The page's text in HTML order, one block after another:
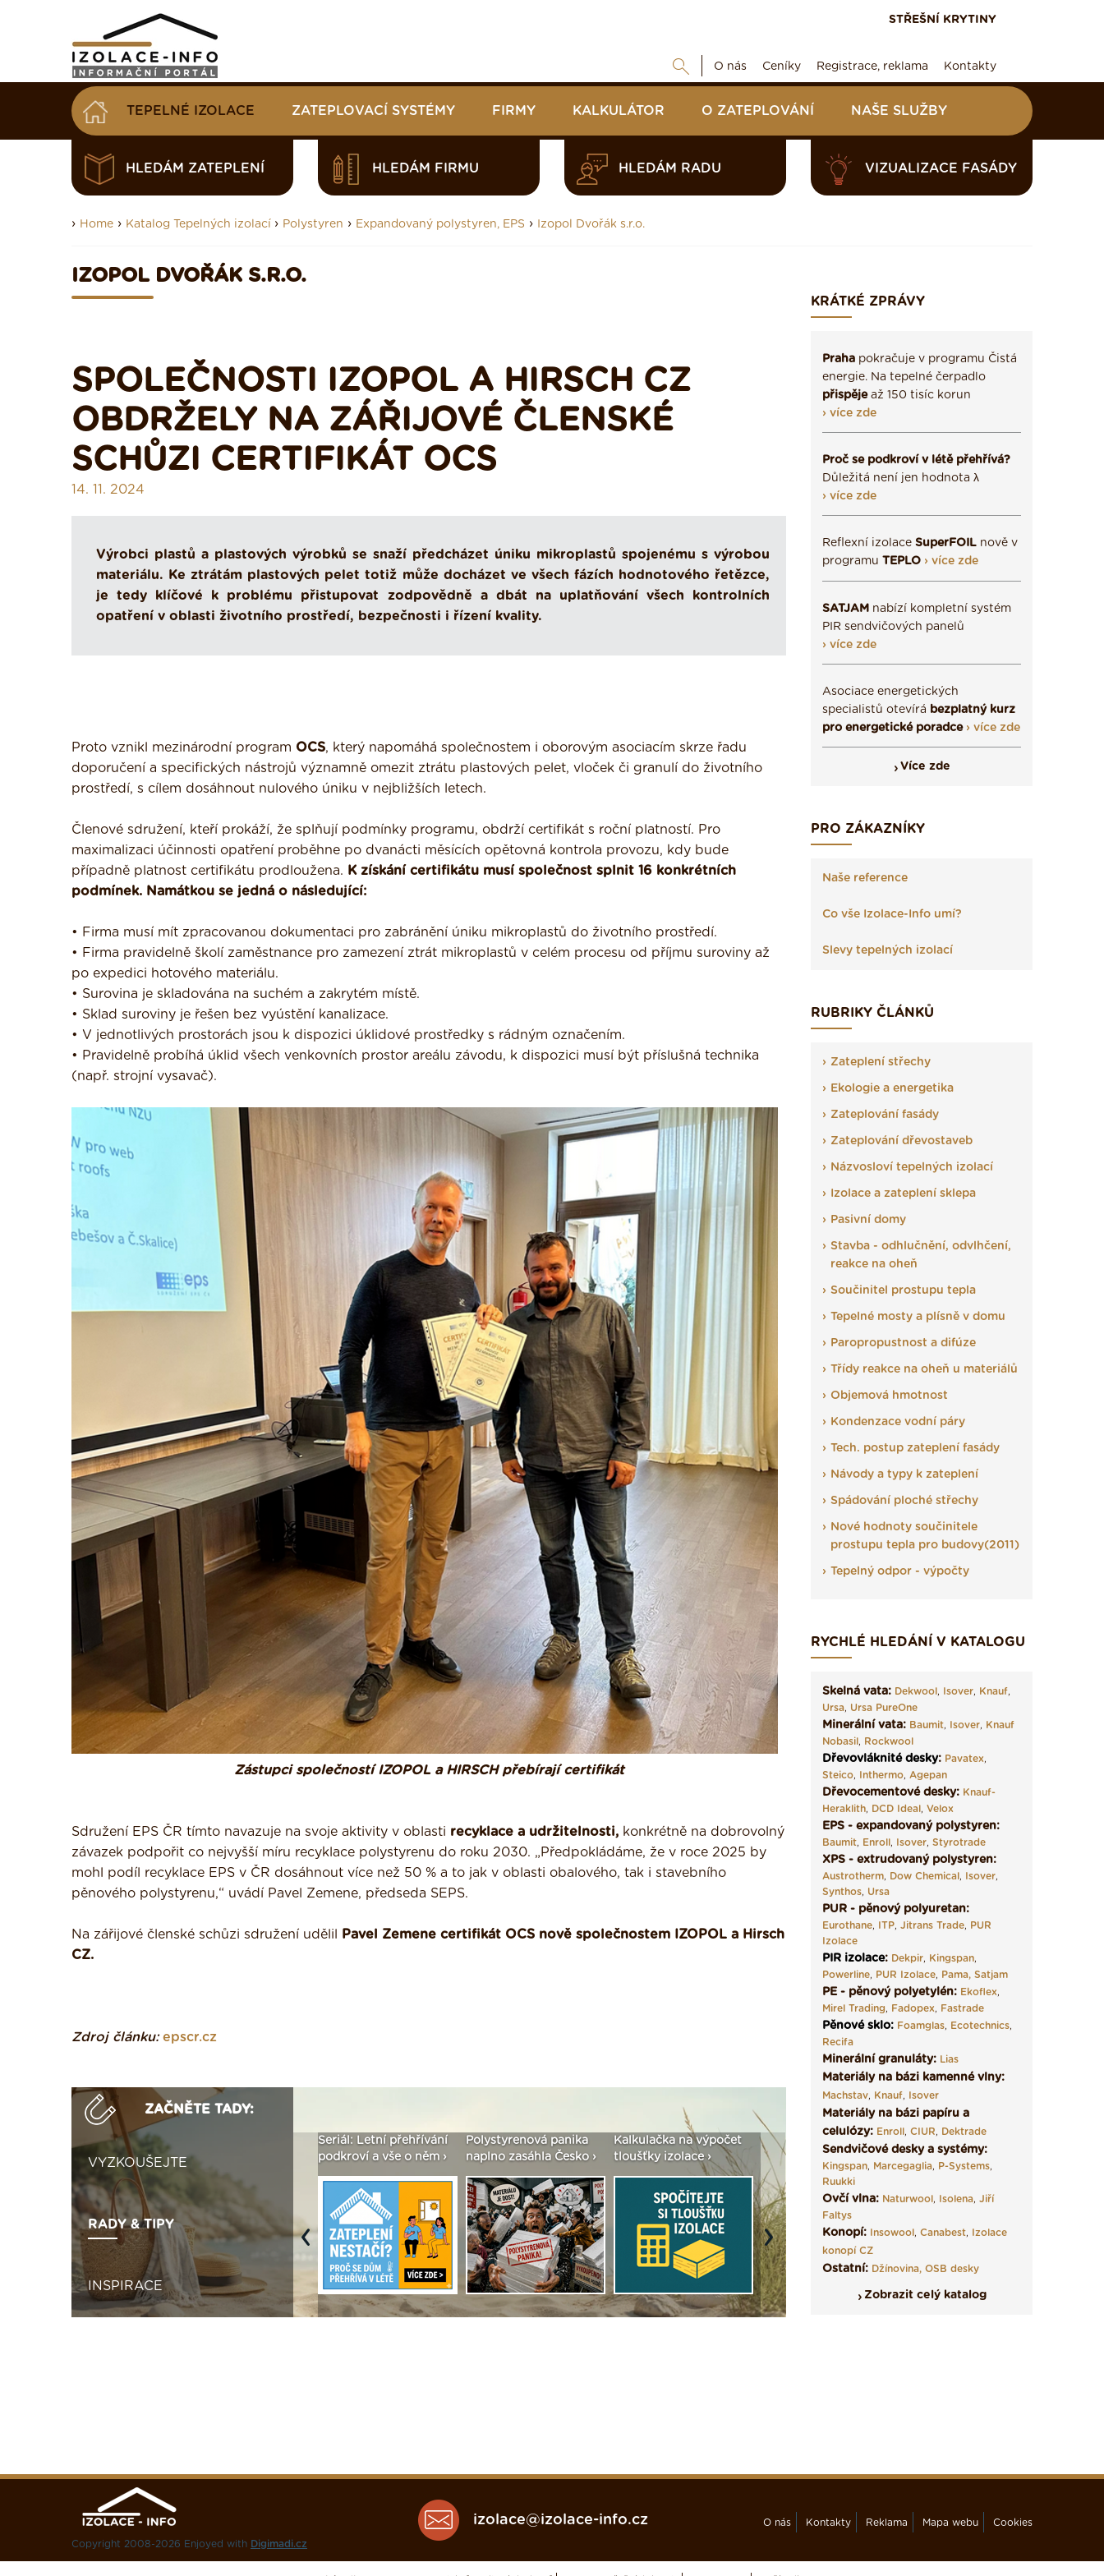
STŘEŠNÍ KRYTINY
O nás Ceníky Registrace, reklama Kontakty
TEPELNÉ IZOLACE ZATEPLOVACÍ SYSTÉMY FIRMY KALKULÁTOR O ZATEPLOVÁNÍ NAŠE SLUŽBY
HLEDÁM ZATEPLENÍ HLEDÁM FIRMU HLEDÁM RADU VIZUALIZACE FASÁDY
› Home › Katalog Tepelných izolací › Polystyren › Expandovaný polystyren, EPS › Izopol Dvořák s.r.o.
IZOPOL DVOŘÁK S.R.O.
SPOLEČNOSTI IZOPOL A HIRSCH CZ
OBDRŽELY NA ZÁŘIJOVÉ ČLENSKÉ
SCHŮZI CERTIFIKÁT OCS
14. 11. 2024
Výrobci plastů a plastových výrobků se snaží předcházet úniku mikroplastů spojenému s výrobou
materiálu. Ke ztrátám plastových pelet totiž může docházet ve všech fázích hodnotového řetězce,
je tedy klíčové k problému přistupovat zodpovědně a dbát na uplatňování všech kontrolních
opatření v oblasti životního prostředí, bezpečnosti i řízení kvality.
Proto vznikl mezinárodní program OCS, který napomáhá společnostem i oborovým asociacím skrze řadu
doporučení a specifických nástrojů významně omezit ztrátu plastových pelet, vloček či granulí do životního
prostředí, s cílem dosáhnout nulového úniku v nejbližších letech.
Členové sdružení, kteří prokáží, že splňují podmínky programu, obdrží certifikát s roční platností. Pro
maximalizaci účinnosti opatření proběhne po dvanácti měsících opětovná kontrola provozu, kdy bude
případně platnost certifikátu prodloužena. K získání certifikátu musí společnost splnit 16 konkrétních
podmínek. Namátkou se jedná o následující:
• Firma musí mít zpracovanou dokumentaci pro zabránění úniku mikroplastů do životního prostředí.
• Firma pravidelně školí zaměstnance pro zamezení ztrát mikroplastů v celém procesu od příjmu suroviny až
po expedici hotového materiálu.
• Surovina je skladována na suchém a zakrytém místě.
• Sklad suroviny je řešen bez vyústění kanalizace.
• V jednotlivých prostorách jsou k dispozici úklidové prostředky s rádným označením.
• Pravidelně probíhá úklid všech venkovních prostor areálu závodu, k dispozici musí být příslušná technika
(např. strojní vysavač).
Zástupci společností IZOPOL a HIRSCH přebírají certifikát
Sdružení EPS ČR tímto navazuje na svoje aktivity v oblasti recyklace a udržitelnosti, konkrétně na dobrovolný
závazek podpořit co nejvyšší míru recyklace polystyrenu do roku 2030. „Předpokládáme, že v roce 2025 by
mohl podíl recyklace EPS v ČR dosáhnout více než 50 % a to jak v oblasti obalového, tak i stavebního
pěnového polystyrenu,“ uvádí Pavel Zemene, předseda SEPS.
Na zářijové členské schůzi sdružení udělil
Pavel Zemene certifikát OCS nově společnostem IZOPOL a Hirsch
CZ.
Zdroj článku: epscr.cz
ZAČNĚTE TADY:
VYZKOUŠEJTE
RADY & TIPY
INSPIRACE
Vytvořte si vizualizaci
seženeme! ›
Seriál: Letní přehřívání
podkroví a vše o něm ›
Polystyrenová panika
naplno zasáhla Česko ›
Kalkulačka na výpočet
tloušťky izolace ›
Seriál: Fasády ETICS a
vše podstatné v kostce ›
Vyberte si izolaci a pak
ji tady klidně poptejte ›
Previous Next
KRÁTKÉ ZPRÁVY
Praha pokračuje v programu Čistá
energie. Na tepelné čerpadlo
přispějeaž 150 tisíc korun
› více zde
Proč se podkroví v létě přehřívá?
Důležitá není jen hodnota λ
› více zde
Reflexní izolace SuperFOIL nově v
programu TEPLO › více zde
SATJAM nabízí kompletní systém
PIR sendvičových panelů
› více zde
Asociace energetických
specialistů otevírá bezplatný kurz
pro energetické poradce › více zde
Více zde
PRO ZÁKAZNÍKY
Naše reference
Co vše Izolace-Info umí?
Slevy tepelných izolací
RUBRIKY ČLÁNKŮ
Zateplení střechy
Ekologie a energetika
Zateplování fasády
Zateplování dřevostaveb
Názvosloví tepelných izolací
Izolace a zateplení sklepa
Pasivní domy
Stavba - odhlučnění, odvlhčení,
reakce na oheň
Součinitel prostupu tepla
Tepelné mosty a plísně v domu
Paropropustnost a difúze
Třídy reakce na oheň u materiálů
Objemová hmotnost
Kondenzace vodní páry
Tech. postup zateplení fasády
Návody a typy k zateplení
Spádování ploché střechy
Nové hodnoty součinitele
prostupu tepla pro budovy(2011)
Tepelný odpor - výpočty
RYCHLÉ HLEDÁNÍ V KATALOGU
Skelná vata: Dekwool, Isover, Knauf,
Ursa, Ursa PureOne
Minerální vata: Baumit, Isover, Knauf
Nobasil, Rockwool
Dřevovláknité desky: Pavatex,
Steico, Inthermo, Agepan
Dřevocementové desky: Knauf-
Heraklith, DCD Ideal, Velox
EPS - expandovaný polystyren:
Baumit, Enroll, Isover, Styrotrade
XPS - extrudovaný polystyren:
Austrotherm, Dow Chemical, Isover,
Synthos, Ursa
PUR - pěnový polyuretan:
Eurothane, ITP, Jitrans Trade, PUR
Izolace
PIR izolace: Dekpir, Kingspan,
Powerline, PUR Izolace, Pama, Satjam
PE - pěnový polyetylén: Ekoflex,
Mirel Trading, Fadopex, Fastrade
Pěnové sklo: Foamglas, Ecotechnics,
Recifa
Minerální granuláty: Lias
Materiály na bázi kamenné vlny:
Machstav, Knauf, Isover
Materiály na bázi papíru a
celulózy: Enroll, CIUR, Dektrade
Sendvičové desky a systémy:
Kingspan, Marcegaglia, P-Systems,
Ruukki
Ovčí vlna: Naturwool, Isolena, Jiří
Faltys
Konopí: Insowool, Canabest, Izolace
konopí CZ
Ostatní: Džínovina, OSB desky
Zobrazit celý katalog
Copyright 2008-2026 Enjoyed with Digimadi.cz
izolace@izolace-info.cz O nás Kontakty Reklama Mapa webu Cookies